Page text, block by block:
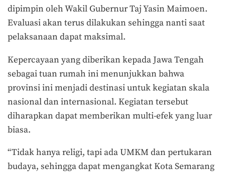
dipimpin oleh Wakil Gubernur Taj Yasin Maimoen.
Evaluasi akan terus dilakukan sehingga nanti saat
pelaksanaan dapat maksimal.
Kepercayaan yang diberikan kepada Jawa Tengah
sebagai tuan rumah ini menunjukkan bahwa
provinsi ini menjadi destinasi untuk kegiatan skala
nasional dan internasional. Kegiatan tersebut
diharapkan dapat memberikan multi-efek yang luar
biasa.
“Tidak hanya religi, tapi ada UMKM dan pertukaran
budaya, sehingga dapat mengangkat Kota Semarang